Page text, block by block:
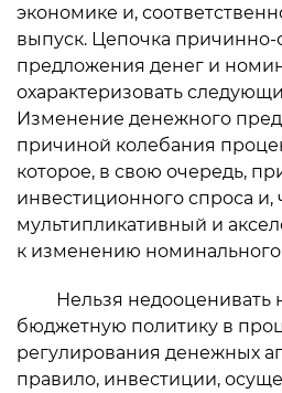
экономике и,
выпуск. Цепочка причинно-
предложения денег и
охарактеризовать
Изменение денежного
причиной колебания
которое, в свою очередь,
инвестиционного спроса и,
мультипликативный и
к изменению
Нельзя недооценивать
бюджетную политику в
регулирования денежных
правило, инвестиции,